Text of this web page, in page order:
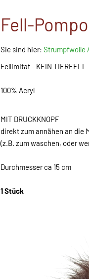
Fell-
Sie sind hier: Strumpfwolle
Fellimitat - KEIN TIERFELL
100% Acryl
MIT DRUCKKNOPF
direkt zum annähen an die
(z.B. zum waschen, oder
Durchmesser ca 15 cm
1 Stück